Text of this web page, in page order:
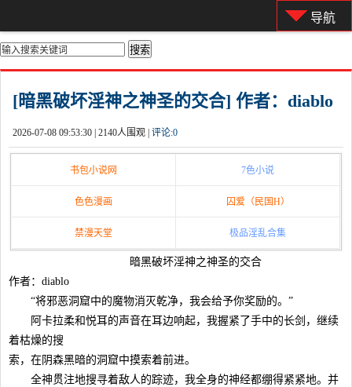
导航
你的位置： 首页>都市激情
[暗黑破坏淫神之神圣的交合] 作者：diablo
2026-07-08 09:53:30 | 2140人围观 | 评论:0
书包小说网 7色小说
色色漫画 囚爱（民国H）
禁漫天堂 极品淫乱合集
暗黑破坏淫神之神圣的交合
作者：diablo
“将邪恶洞窟中的魔物消灭乾净，我会给予你奖励的。”
阿卡拉柔和悦耳的声音在耳边响起，我握紧了手中的长剑，继续
着枯燥的搜
索，在阴森黑暗的洞窟中摸索着前进。
全神贯注地搜寻着敌人的踪迹，我全身的神经都绷得紧紧地。并